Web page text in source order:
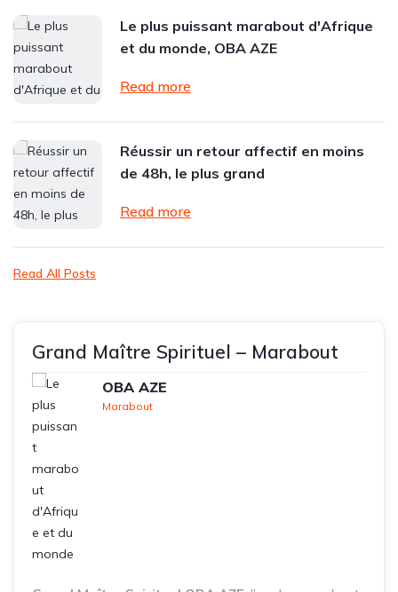
Le plus puissant marabout d'Afrique
et du monde, OBA AZE
Read more
Réussir un retour affectif en moins
de 48h, le plus grand
Read more
Read All Posts
Grand Maître Spirituel – Marabout
OBA AZE
Marabout